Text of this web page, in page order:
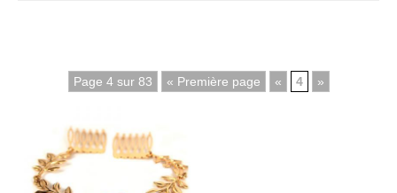
Page 4 sur 83 « Première page « 4 »